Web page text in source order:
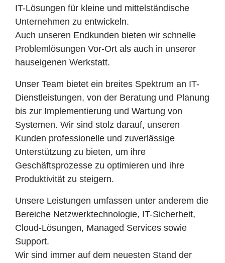
IT-Lösungen für kleine und mittelständische
Unternehmen zu entwickeln.
Auch unseren Endkunden bieten wir schnelle
Problemlösungen Vor-Ort als auch in unserer
hauseigenen Werkstatt.
Unser Team bietet ein breites Spektrum an IT-
Dienstleistungen, von der Beratung und Planung
bis zur Implementierung und Wartung von
Systemen. Wir sind stolz darauf, unseren
Kunden professionelle und zuverlässige
Unterstützung zu bieten, um ihre
Geschäftsprozesse zu optimieren und ihre
Produktivität zu steigern.
Unsere Leistungen umfassen unter anderem die
Bereiche Netzwerktechnologie, IT-Sicherheit,
Cloud-Lösungen, Managed Services sowie
Support.
Wir sind immer auf dem neuesten Stand der